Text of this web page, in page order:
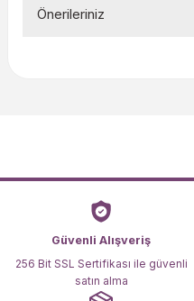
Önerileriniz
Ürün açıklamasında eksik
Ürün bilgilerinde hatalar
Ürün fiyatı diğer sitelerden
Bu ürüne benzer farklı
Güvenli Alışveriş
256 Bit SSL Sertifikası ile güvenli
satın alma